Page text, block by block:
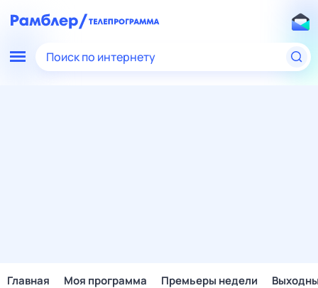
Поиск по интернету
Главная Моя программа Премьеры недели